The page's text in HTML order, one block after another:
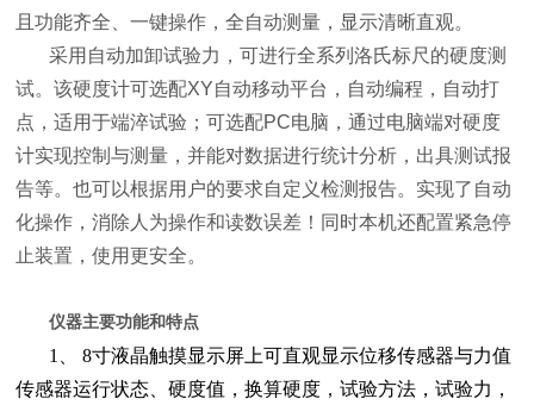
且功能齐全、一键操作，全自动测量，显示清晰直观。
采用自动加卸试验力，可进行全系列洛氏标尺的硬度测
试。该硬度计可选配XY自动移动平台，自动编程，自动打
点，适用于端淬试验；可选配PC电脑，通过电脑端对硬度
计实现控制与测量，并能对数据进行统计分析，出具测试报
告等。也可以根据用户的要求自定义检测报告。实现了自动
化操作，消除人为操作和读数误差！同时本机还配置紧急停
止装置，使用更安全。
仪器主要功能和特点
1、 8寸液晶触摸显示屏上可直观显示位移传感器与力值
传感器运行状态、硬度值，换算硬度，试验方法，试验力，